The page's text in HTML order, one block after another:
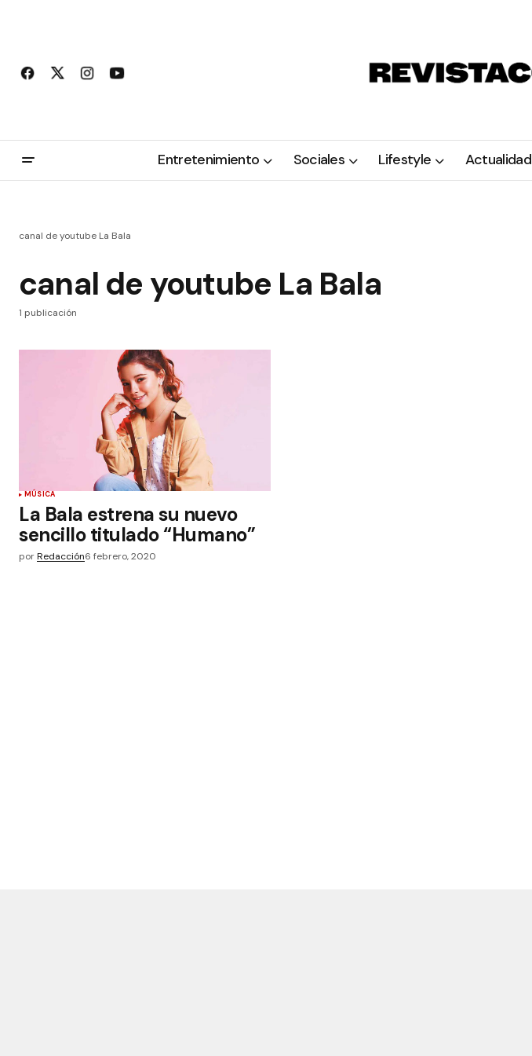
Entretenimiento Sociales Lifestyle Actualidad
canal de youtube La Bala
canal de youtube La Bala
1 publicación
MÚSICA
La Bala estrena su nuevo
sencillo titulado “Humano”
porRedacción6 febrero, 2020